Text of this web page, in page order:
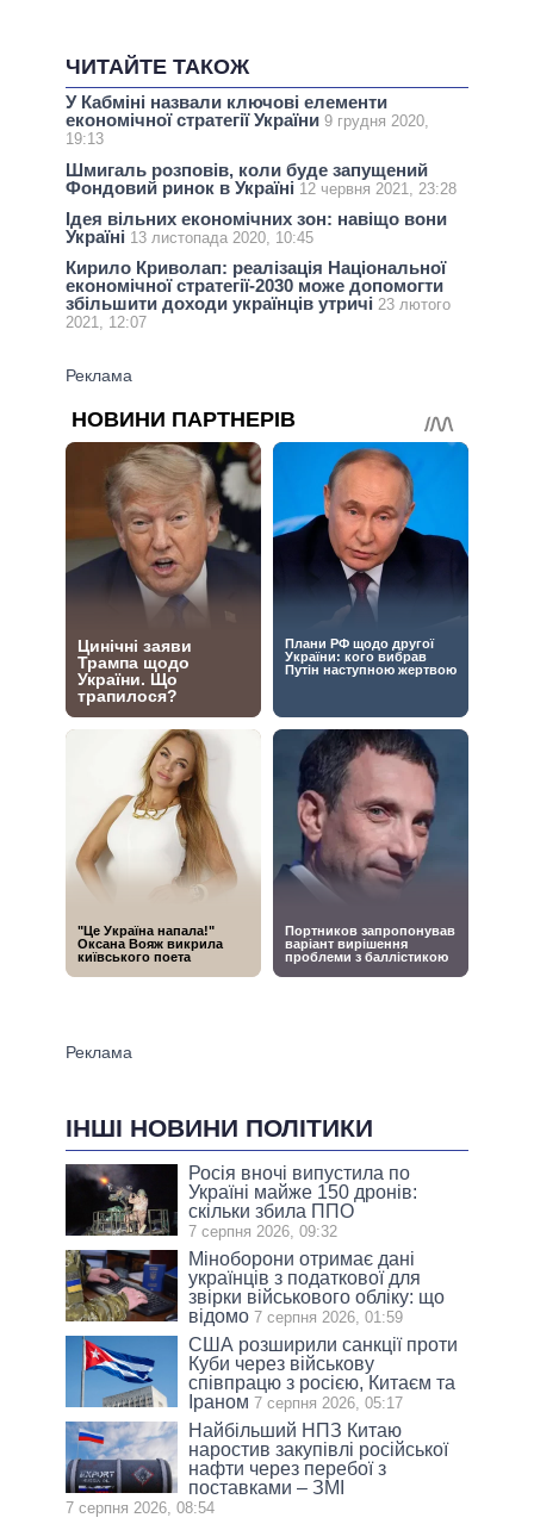
ЧИТАЙТЕ ТАКОЖ
У Кабміні назвали ключові елементи
економічної стратегії України 9 грудня 2020,
19:13
Шмигаль розповів, коли буде запущений
Фондовий ринок в Україні 12 червня 2021, 23:28
Ідея вільних економічних зон: навіщо вони
Україні 13 листопада 2020, 10:45
Кирило Криволап: реалізація Національної
економічної стратегії-2030 може допомогти
збільшити доходи українців утричі 23 лютого
2021, 12:07
ІНШІ НОВИНИ ПОЛІТИКИ
Росія вночі випустила по
Україні майже 150 дронів:
скільки збила ППО
7 серпня 2026, 09:32
Міноборони отримає дані
українців з податкової для
звірки військового обліку: що
відомо 7 серпня 2026, 01:59
США розширили санкції проти
Куби через військову
співпрацю з росією, Китаєм та
Іраном 7 серпня 2026, 05:17
Найбільший НПЗ Китаю
наростив закупівлі російської
нафти через перебої з
поставками – ЗМІ
7 серпня 2026, 08:54